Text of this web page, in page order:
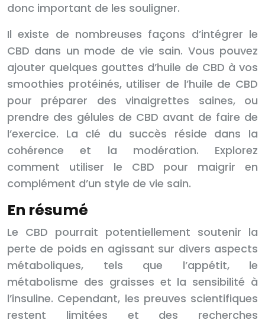
donc important de les souligner.
Il existe de nombreuses façons d’intégrer le
CBD dans un mode de vie sain. Vous pouvez
ajouter quelques gouttes d’huile de CBD à vos
smoothies protéinés, utiliser de l’huile de CBD
pour préparer des vinaigrettes saines, ou
prendre des gélules de CBD avant de faire de
l’exercice. La clé du succès réside dans la
cohérence et la modération. Explorez
comment utiliser le CBD pour maigrir en
complément d’un style de vie sain.
En résumé
Le CBD pourrait potentiellement soutenir la
perte de poids en agissant sur divers aspects
métaboliques, tels que l’appétit, le
métabolisme des graisses et la sensibilité à
l’insuline. Cependant, les preuves scientifiques
restent limitées et des recherches